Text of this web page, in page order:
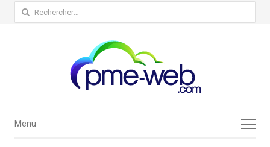
Rechercher :
Menu
Menu